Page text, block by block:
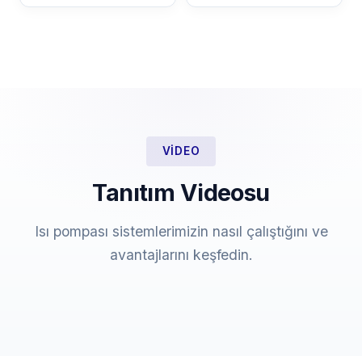
VIDEO
Tanıtım Videosu
Isı pompası sistemlerimizin nasıl çalıştığını ve
avantajlarını keşfedin.